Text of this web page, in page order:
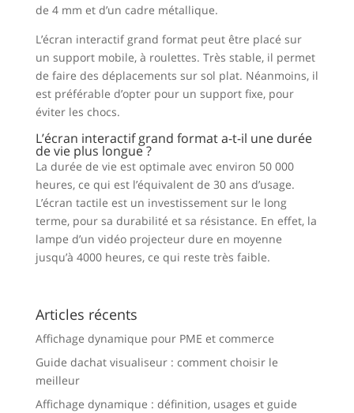
de 4 mm et d’un cadre métallique.
L’écran interactif grand format peut être placé sur
un support mobile, à roulettes. Très stable, il permet
de faire des déplacements sur sol plat. Néanmoins, il
est préférable d’opter pour un support fixe, pour
éviter les chocs.
L’écran interactif grand format a-t-il une durée
de vie plus longue ?
La durée de vie est optimale avec environ 50 000
heures, ce qui est l’équivalent de 30 ans d’usage.
L’écran tactile est un investissement sur le long
terme, pour sa durabilité et sa résistance. En effet, la
lampe d’un vidéo projecteur dure en moyenne
jusqu’à 4000 heures, ce qui reste très faible.
Articles récents
Affichage dynamique pour PME et commerce
Guide dachat visualiseur : comment choisir le
meilleur
Affichage dynamique : définition, usages et guide